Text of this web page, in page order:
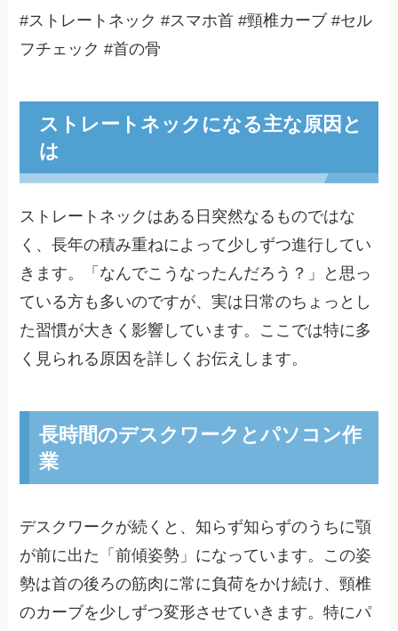
#ストレートネック #スマホ首 #頸椎カーブ #セル
フチェック #首の骨
ストレートネックになる主な原因と
は
ストレートネックはある日突然なるものではな
く、長年の積み重ねによって少しずつ進行してい
きます。「なんでこうなったんだろう？」と思っ
ている方も多いのですが、実は日常のちょっとし
た習慣が大きく影響しています。ここでは特に多
く見られる原因を詳しくお伝えします。
長時間のデスクワークとパソコン作
業
デスクワークが続くと、知らず知らずのうちに顎
が前に出た「前傾姿勢」になっています。この姿
勢は首の後ろの筋肉に常に負荷をかけ続け、頸椎
のカーブを少しずつ変形させていきます。特にパ